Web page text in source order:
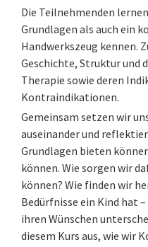
Die Teilnehmenden
Grundlagen als auch ein
Handwerkszeug kennen.
Geschichte, Struktur und
Therapie sowie deren
Kontraindikationen.
Gemeinsam setzen wir
auseinander und
Grundlagen bieten
können. Wie sorgen wir
können? Wie finden wir
Bedürfnisse ein Kind hat
ihren Wünschen
diesem Kurs aus, wie wir